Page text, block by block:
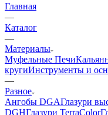
Главная
—
Каталог
—
Материалы
Муфельные Печи
кругиИнструменты и
—
Разное
Ангобы DGAГлазури
DGHГлазури TerraColor